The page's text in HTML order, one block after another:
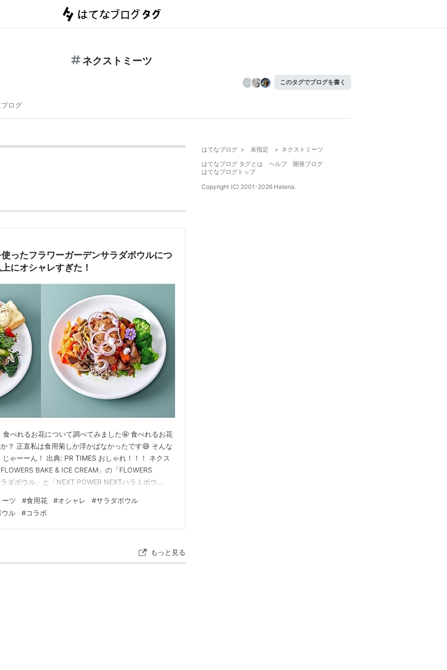
ネクストミーツ
このタグでブログを書く
ログ
ったフラワーガーデンサラダボウルにつ
にオシャレすぎた！
べれるお花について調べてみました🤩 食べれるお花
？ 正直私は食用菊しか浮かばなかったです😅 そんな
ゃーーん！ 出典: PR TIMES おしゃれ！！！ ネクス
BAKE & ICE CREAM」の「FLOWERS
ダボウル」と「NEXT POWER NEXTハラミボウ
動問題の解決に取り組んでいます！ これまで、代替
ーツ #食用花 #オシャレ #サラダボウル
ル
#コラボ
もっと見る
はてなブログ > 未指定 > ネクストミーツ
はてなブログ タグとは
ヘルプ
開発ブログ
はてなブログトップ
Copyright (C) 2001-2026 Hatena.